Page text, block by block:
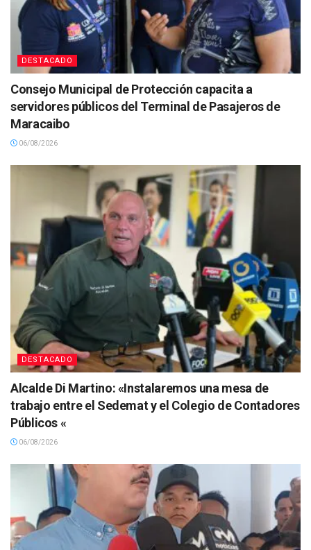
DESTACADO
Consejo Municipal de Protección capacita a
servidores públicos del Terminal de Pasajeros de
Maracaibo
06/08/2026
DESTACADO
Alcalde Di Martino: «Instalaremos una mesa de
trabajo entre el Sedemat y el Colegio de Contadores
Públicos «
06/08/2026